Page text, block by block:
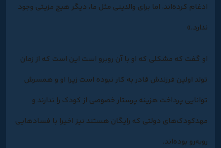
ادغام کرده‌اند، اما برای والدینی مثل ما، دیگر هیچ مزیتی وجود
ندارد.»
او گفت که مشکلی که او با آن روبرو است این است که از زمان
تولد اولین فرزندش قادر به کار نبوده است زیرا او و همسرش
توانایی پرداخت هزینه پرستار خصوصی از کودک را ندارند و
مهدکودک‌های دولتی که رایگان هستند نیز اخیرا با فسادهایی
روبه‌رو بوده‌اند.